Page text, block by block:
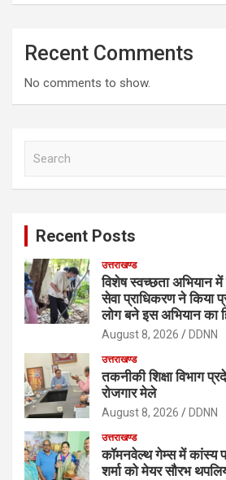
Recent Comments
No comments to show.
Recent Posts
उत्तराखण्ड
विशेष स्वच्छता अभियान
सेवा प्राधिकरण ने किया
लोग बने इस अभियान का
August 8, 2026 DDNN
उत्तराखण्ड
तकनीकी शिक्षा विभाग
रोजगार मेले
August 8, 2026 DDNN
उत्तराखण्ड
कॉमनवेल्थ गेम्स में कांस्य
शर्मा को मेयर सौरभ